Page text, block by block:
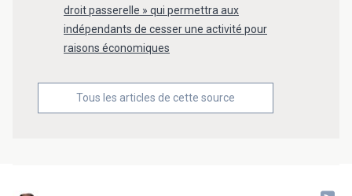
droit passerelle » qui permettra aux
indépendants de cesser une activité pour
raisons économiques
Tous les articles de cette source